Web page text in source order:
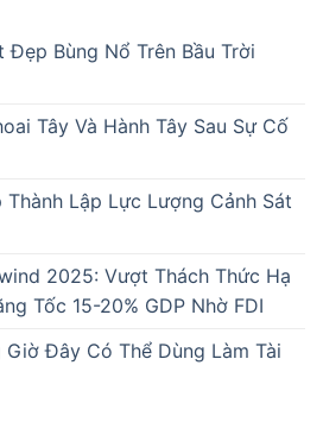
Đẹp Bùng Nổ Trên Bầu Trời
Tây Và Hành Tây Sau Sự Cố
Lập Lực Lượng Cảnh Sát
2025: Vượt Thách Thức Hạ
Tốc 15-20% GDP Nhờ FDI
Đây Có Thể Dùng Làm Tài